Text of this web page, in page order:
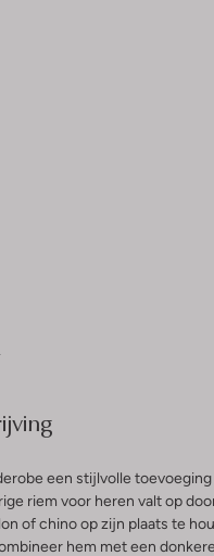
een stijlvolle
riem voor heren valt op
of chino op zijn plaats te
hem met een